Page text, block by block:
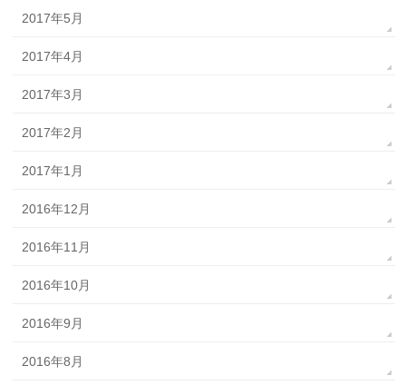
2017年5月
2017年4月
2017年3月
2017年2月
2017年1月
2016年12月
2016年11月
2016年10月
2016年9月
2016年8月